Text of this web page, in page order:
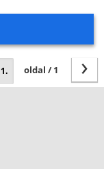
›
oldal / 1